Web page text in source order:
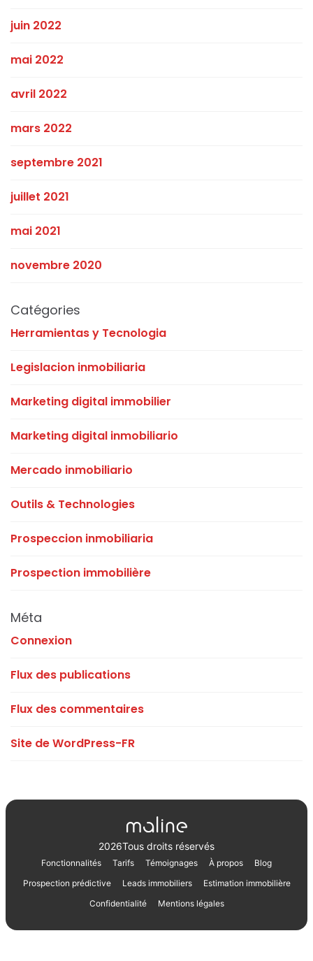
juin 2022
mai 2022
avril 2022
mars 2022
septembre 2021
juillet 2021
mai 2021
novembre 2020
Catégories
Herramientas y Tecnologia
Legislacion inmobiliaria
Marketing digital immobilier
Marketing digital inmobiliario
Mercado inmobiliario
Outils & Technologies
Prospeccion inmobiliaria
Prospection immobilière
Méta
Connexion
Flux des publications
Flux des commentaires
Site de WordPress-FR
2026Tous droits réservés
Fonctionnalités Tarifs Témoignages À propos
Blog
Prospection prédictive
Leads immobiliers
Estimation immobilière
Confidentialité
Mentions légales